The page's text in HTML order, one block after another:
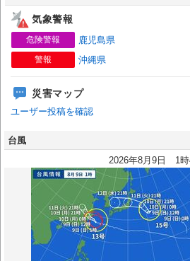
気象警報
危険警報 鹿児島県
警報 沖縄県
災害マップ
ユーザー投稿を確認
台風
2026年8月9日 1時